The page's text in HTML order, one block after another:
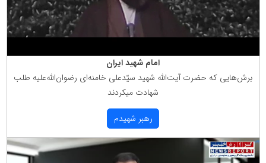
امام شهید ایران
برش‌هایی كه حضرت آیت‌الله شهید سیّدعلی خامنه‌ای رضوان‌الله‌علیه طلب
شهادت میكردند
رهبر شهیدم